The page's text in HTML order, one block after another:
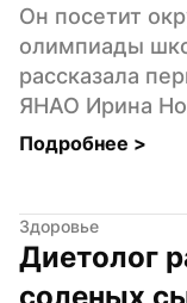
Он посетит
олимпиады
рассказала
ЯНАО Ирина
Подробнее >
Здоровье
Диетолог